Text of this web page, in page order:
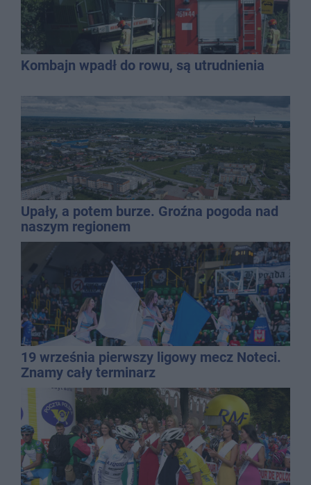
Kombajn wpadł do rowu, są utrudnienia
Upały, a potem burze. Groźna pogoda nad
naszym regionem
19 września pierwszy ligowy mecz Noteci.
Znamy cały terminarz